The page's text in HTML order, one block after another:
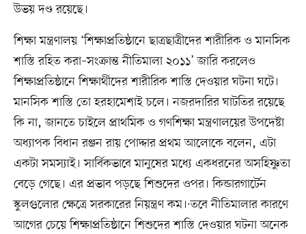
উভয় দণ্ড রয়েছে।
শিক্ষা মন্ত্রণালয় ‘শিক্ষাপ্রতিষ্ঠানে ছাত্রছাত্রীদের শারীরিক ও মানসিক
শাস্তি রহিত করা–সংক্রান্ত নীতিমালা ২০১১’ জারি করলেও
শিক্ষাপ্রতিষ্ঠানে শিক্ষার্থীদের শারীরিক শাস্তি দেওয়ার ঘটনা ঘটে।
মানসিক শাস্তি তো হরহামেশাই চলে। নজরদারির ঘাটতির রয়েছে
কি না, জানতে চাইলে প্রাথমিক ও গণশিক্ষা মন্ত্রণালয়ের উপদেষ্টা
অধ্যাপক বিধান রঞ্জন রায় পোদ্দার প্রথম আলোকে বলেন, এটা
একটা সমস্যাই। সার্বিকভাবে মানুষের মধ্যে একধরনের অসহিষ্ণুতা
বেড়ে গেছে। এর প্রভাব পড়ছে শিশুদের ওপর। কিন্ডারগার্টেন
স্কুলগুলোর ক্ষেত্রে সরকারের নিয়ন্ত্রণ কম।·তবে নীতিমালার কারণে
আগের চেয়ে শিক্ষাপ্রতিষ্ঠানে শিশুদের শাস্তি দেওয়ার ঘটনা অনেক